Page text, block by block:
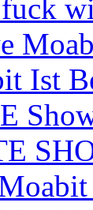
Ist